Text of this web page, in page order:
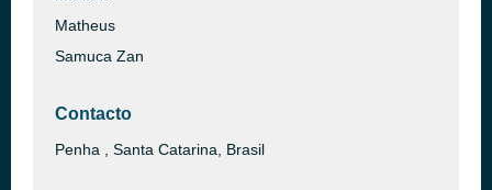
Matheus
Samuca Zan
Contacto
Penha , Santa Catarina, Brasil